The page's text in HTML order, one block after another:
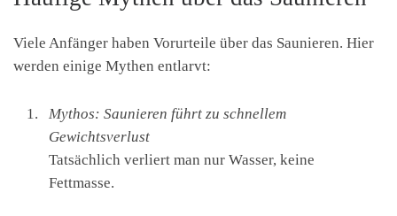
Viele Anfänger haben Vorurteile über das Saunieren. Hier
werden einige Mythen entlarvt:
Mythos: Saunieren führt zu schnellem
Gewichtsverlust
Tatsächlich verliert man nur Wasser, keine
Fettmasse.